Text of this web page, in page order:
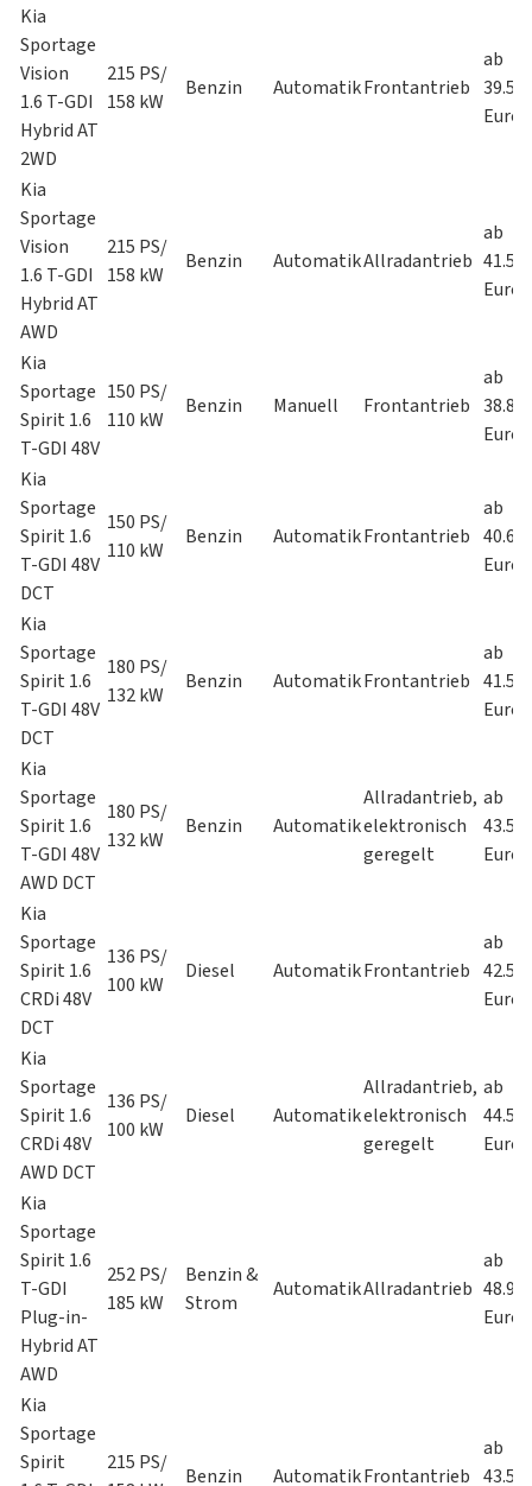
Kia
Sportage
Vision
1.6 T-GDI
Hybrid AT
2WD
215 PS/
158 kW
Benzin AutomatikFrontantrieb
ab
Euro
Kia
Sportage
Vision
1.6 T-GDI
Hybrid AT
AWD
215 PS/
158 kW
Benzin AutomatikAllradantrieb
ab
Euro
Kia
Sportage
Spirit 1.6
T-GDI 48V
150 PS/
110 kW
Benzin Manuell Frontantrieb
ab
Euro
Kia
Sportage
Spirit 1.6
T-GDI 48V
DCT
150 PS/
110 kW
Benzin AutomatikFrontantrieb
ab
Euro
Kia
Sportage
Spirit 1.6
T-GDI 48V
DCT
180 PS/
132 kW
Benzin AutomatikFrontantrieb
ab
Euro
Kia
Sportage
Spirit 1.6
T-GDI 48V
AWD DCT
180 PS/
132 kW
Benzin Automatik
Allradantrieb,
elektronisch
geregelt
ab
Euro
Kia
Sportage
Spirit 1.6
CRDi 48V
DCT
136 PS/
100 kW
Diesel AutomatikFrontantrieb
ab
Euro
Kia
Sportage
Spirit 1.6
CRDi 48V
AWD DCT
136 PS/
100 kW
Diesel Automatik
Allradantrieb,
elektronisch
geregelt
ab
Euro
Kia
Sportage
Spirit 1.6
T-GDI
Plug-in-
Hybrid AT
AWD
252 PS/
185 kW
Benzin &
Strom
AutomatikAllradantrieb
ab
Euro
Kia
Sportage
Spirit
215 PS/
Benzin AutomatikFrontantrieb
ab